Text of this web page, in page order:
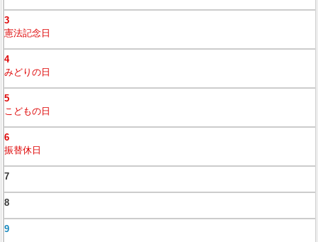
3
憲法記念日
4
みどりの日
5
こどもの日
6
振替休日
7
8
9